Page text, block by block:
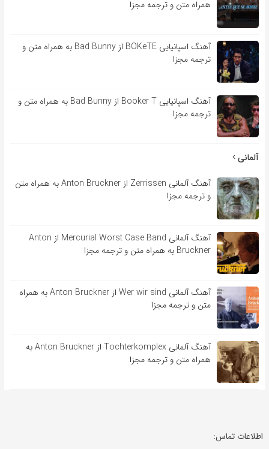
همراه متن و ترجمه مجزا
آهنگ اسپانیایی BOKeTE از Bad Bunny به همراه متن و
ترجمه مجزا
آهنگ اسپانیایی Booker T از Bad Bunny به همراه متن و
ترجمه مجزا
آلمانی
آهنگ آلمانی Zerrissen از Anton Bruckner به همراه متن
و ترجمه مجزا
آهنگ آلمانی Mercurial Worst Case Band از Anton
Bruckner به همراه متن و ترجمه مجزا
آهنگ آلمانی Wer wir sind از Anton Bruckner به همراه
متن و ترجمه مجزا
آهنگ آلمانی Tochterkomplex از Anton Bruckner به
همراه متن و ترجمه مجزا
اطلاعات تماس: